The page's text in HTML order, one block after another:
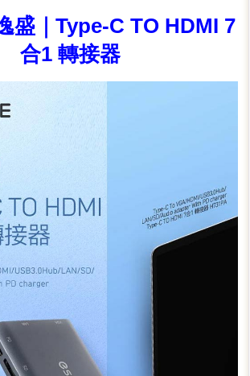
盛｜Type-C TO HDMI 7
合1 轉接器